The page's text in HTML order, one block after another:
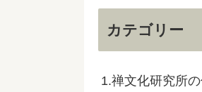
カテゴリー
1.禅文化研究所